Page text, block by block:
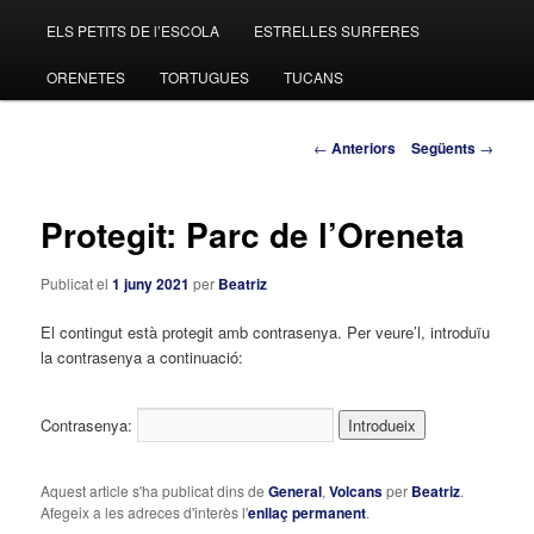
al
contingut
ELS PETITS DE l’ESCOLA ESTRELLES SURFERES
ORENETES TORTUGUES TUCANS
Navegació
← Anteriors Següents →
Protegit: Parc de l’Oreneta
Publicat el1 juny 2021 per Beatriz
El contingut està protegit amb contrasenya. Per veure’l, introduïu
la contrasenya a continuació:
Contrasenya:
Aquest article s'ha publicat dins deGeneral,Volcansper Beatriz.
Afegeix a les adreces d'interès l'enllaç permanent.